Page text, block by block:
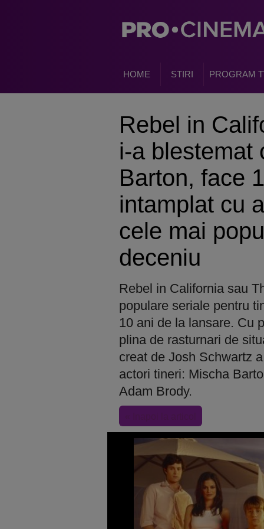
HOME STIRI PROGRAM
Rebel in
i-a blestemat
Barton, face
intamplat cu
cele mai
deceniu
Rebel in California sau
populare seriale pentru
10 ani de la lansare. Cu
plina de rasturnari de
creat de Josh Schwartz
actori tineri: Mischa
Adam Brody.